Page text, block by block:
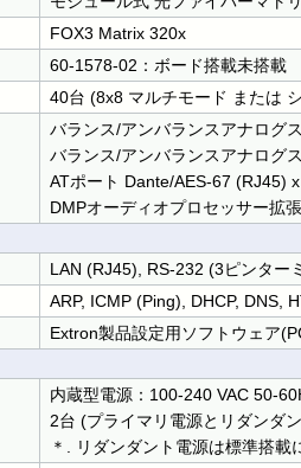
FOX3 Matrix 320x
60-1578-02：ボード搭載未搭載
40台 (8x8 マルチモード または
バランス/アンバランスアナログ
バランス/アンバランスアナログ
ATポート Dante/AES-67 (RJ45)
DMPオーディオプロセッサー拡
LAN (RJ45), RS-232 (3ピンター
ARP, ICMP (Ping), DHCP, DNS,
Extron製品設定用ソフトウェア
内蔵型電源：100-240 VAC 50-
2台 (プライマリ電源とリダンダ
＊. リダンダント電源は標準搭載